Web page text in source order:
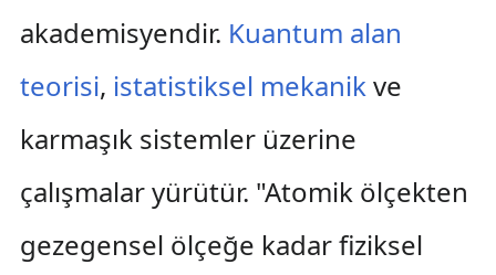
akademisyendir. Kuantum alan
teorisi, istatistiksel mekanikve
karmaşık sistemler üzerine
çalışmalar yürütür. "Atomik ölçekten
gezegensel ölçeğe kadar fiziksel